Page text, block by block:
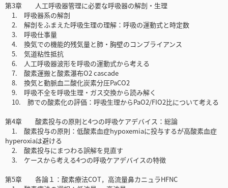
第3章 人工呼吸器管理に必要な呼吸器の解剖・生理
1. 呼吸器系の解剖
2. 解剖をふまえた呼吸生理の理解：呼吸の運動式と時定数
3. 呼吸仕事量
4. 換気での機能的残気量と肺・胸壁のコンプライアンス
5. 気道粘性抵抗
6. 人工呼吸器波形を呼吸の運動式から考える
7. 酸素運搬と酸素瀑布O2 cascade
8. 換気と動脈血二酸化炭素分圧PaCO2
9. 呼吸不全を呼吸生理・ガス交換から読み解く
10. 肺での酸素化の評価：呼吸生理からPaO2/FIO2比について考える
第4章 酸素投与の原則と4つの呼吸ケアデバイス：総論
1. 酸素投与の原則：低酸素血症hypoxemiaに投与するが高酸素血症
hyperoxiaは避ける
2. 酸素投与にまつわる誤解を見直す
3. ケースから考える4つの呼吸ケアデバイスの特徴
第5章 各論１：酸素療法COT，高流量鼻カニュラHFNC